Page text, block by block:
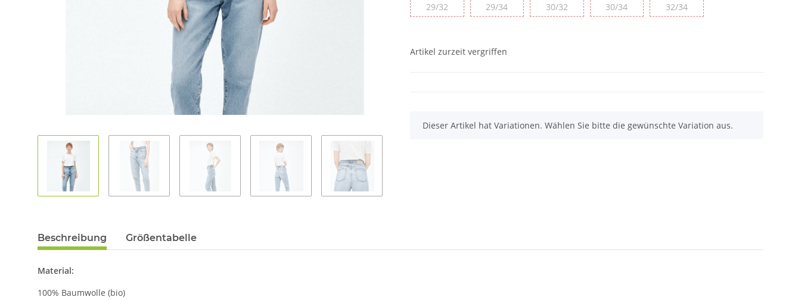
29/3229/32 29/3429/34 30/3230/32 30/3430/34 32/3432/34
Artikel zurzeit vergriffen
x
Dieser Artikel hat Variationen. Wählen Sie bitte die gewünschte Variation aus.
Beschreibung Größentabelle
Material:
100% Baumwolle (bio)